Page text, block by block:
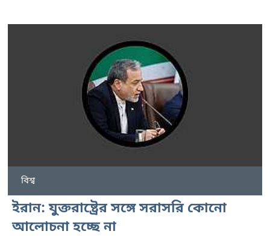
বিশ্ব
ইরান: যুক্তরাষ্ট্রের সঙ্গে সরাসরি কোনো
আলোচনা হচ্ছে না